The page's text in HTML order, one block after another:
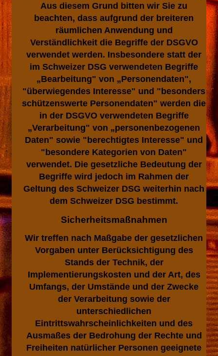
Aus diesem Grund bitten wir Sie zu
beachten, dass aufgrund der breiteren
räumlichen Anwendung und
Verständlichkeit die Begriffe der DSGVO
verwendet werden. Insbesondere statt der
im Schweizer DSG verwendeten Begriffe
„Bearbeitung" von „Personendaten",
"überwiegendes Interesse" und "besonders
schützenswerte Personendaten" werden die
in der DSGVO verwendeten Begriffe
„Verarbeitung" von „personenbezogenen
Daten" sowie "berechtigtes Interesse" und
"besondere Kategorien von Daten"
verwendet. Die gesetzliche Bedeutung der
Begriffe wird jedoch im Rahmen der
Geltung des Schweizer DSG weiterhin nach
dem Schweizer DSG bestimmt.
Sicherheitsmaßnahmen
Wir treffen nach Maßgabe der gesetzlichen
Vorgaben unter Berücksichtigung des
Stands der Technik, der
Implementierungskosten und der Art, des
Umfangs, der Umstände und der Zwecke
der Verarbeitung sowie der
unterschiedlichen
Eintrittswahrscheinlichkeiten und des
Ausmaßes der Bedrohung der Rechte und
Freiheiten natürlicher Personen geeignete